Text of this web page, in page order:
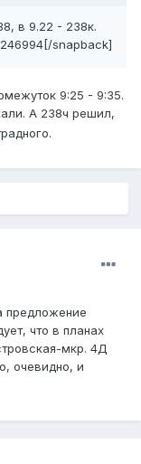
в 9.22 - 238к.
246994[/snapback]
9:25 - 9:35.
А 238ч решил,
предложение
что в планах
мкр. 4Д
очевидно, и